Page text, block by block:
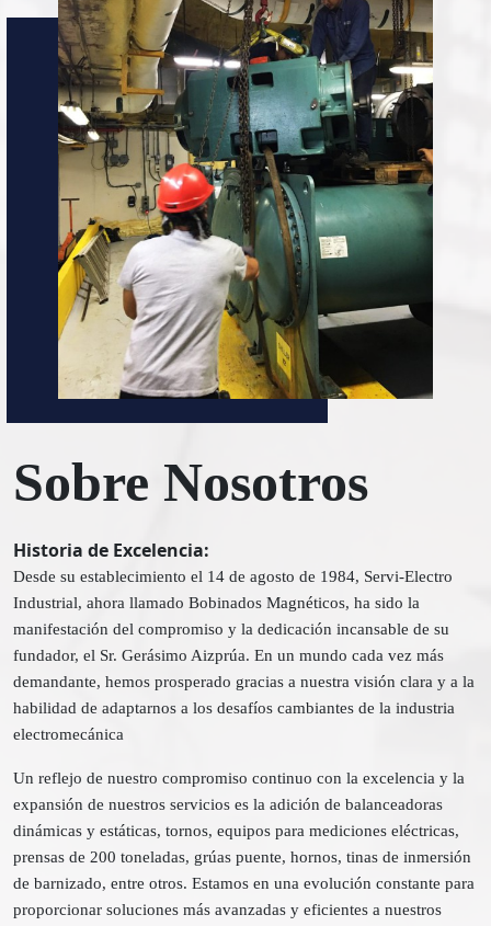
Sobre Nosotros
Historia de Excelencia:
Desde su establecimiento el 14 de agosto de 1984, Servi-Electro
Industrial, ahora llamado Bobinados Magnéticos, ha sido la
manifestación del compromiso y la dedicación incansable de su
fundador, el Sr. Gerásimo Aizprúa. En un mundo cada vez más
demandante, hemos prosperado gracias a nuestra visión clara y a la
habilidad de adaptarnos a los desafíos cambiantes de la industria
electromecánica
Un reflejo de nuestro compromiso continuo con la excelencia y la
expansión de nuestros servicios es la adición de balanceadoras
dinámicas y estáticas, tornos, equipos para mediciones eléctricas,
prensas de 200 toneladas, grúas puente, hornos, tinas de inmersión
de barnizado, entre otros. Estamos en una evolución constante para
proporcionar soluciones más avanzadas y eficientes a nuestros